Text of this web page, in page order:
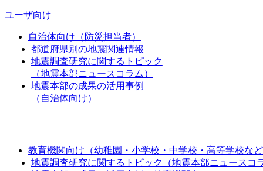
ユーザ向け
自治体向け（防災担当者）
都道府県別の地震関連情報
地震調査研究に関するトピック
（地震本部ニュースコラム）
地震本部の成果の活用事例
（自治体向け）
教育機関向け（幼稚園・小学校・中学校・高等学校な
地震調査研究に関するトピック（地震本部ニュースコ